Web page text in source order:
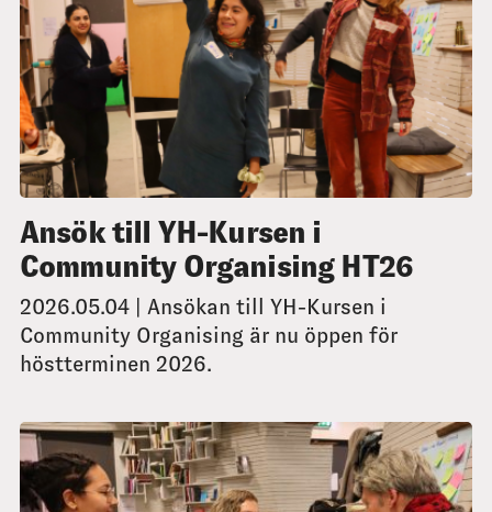
Ansök till YH-Kursen i
Community Organising HT26
2026.05.04 | Ansökan till YH-Kursen i
Community Organising är nu öppen för
höstterminen 2026.